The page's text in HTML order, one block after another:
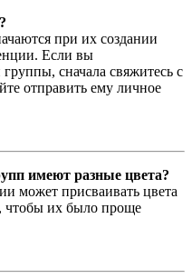
при их создании
Если вы
сначала свяжитесь с
отправить ему личное
имеют разные цвета?
может присваивать цвета
чтобы их было проще